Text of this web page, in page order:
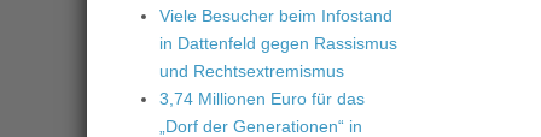
Viele Besucher beim Infostand
in Dattenfeld gegen Rassismus
und Rechtsextremismus
3,74 Millionen Euro für das
„Dorf der Generationen“ in